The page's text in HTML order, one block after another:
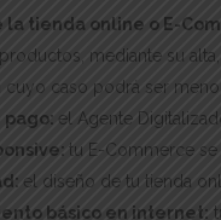
la tienda online o E-
mediante su
cuyo caso podrá ser
pago: el Agente
tu E-Commerce
el diseño de tu tienda
básico en internet: